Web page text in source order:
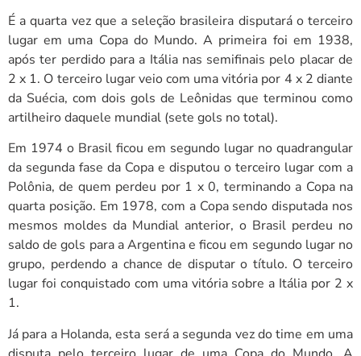
É a quarta vez que a seleção brasileira disputará o terceiro
lugar em uma Copa do Mundo. A primeira foi em 1938,
após ter perdido para a Itália nas semifinais pelo placar de
2 x 1. O terceiro lugar veio com uma vitória por 4 x 2 diante
da Suécia, com dois gols de Leônidas que terminou como
artilheiro daquele mundial (sete gols no total).
Em 1974 o Brasil ficou em segundo lugar no quadrangular
da segunda fase da Copa e disputou o terceiro lugar com a
Polônia, de quem perdeu por 1 x 0, terminando a Copa na
quarta posição. Em 1978, com a Copa sendo disputada nos
mesmos moldes da Mundial anterior, o Brasil perdeu no
saldo de gols para a Argentina e ficou em segundo lugar no
grupo, perdendo a chance de disputar o título. O terceiro
lugar foi conquistado com uma vitória sobre a Itália por 2 x
1.
Já para a Holanda, esta será a segunda vez do time em uma